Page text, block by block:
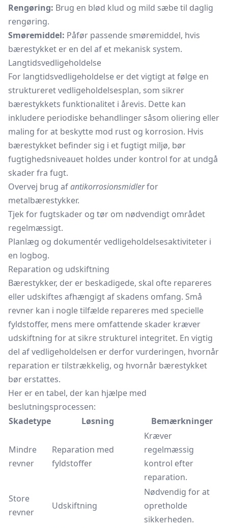
Rengøring: Brug en blød klud og mild sæbe til daglig
rengøring.
Smøremiddel: Påfør passende smøremiddel, hvis
bærestykket er en del af et mekanisk system.
Langtidsvedligeholdelse
For langtidsvedligeholdelse er det vigtigt at følge en
struktureret vedligeholdelsesplan, som sikrer
bærestykkets funktionalitet i årevis. Dette kan
inkludere periodiske behandlinger såsom oliering eller
maling for at beskytte mod rust og korrosion. Hvis
bærestykket befinder sig i et fugtigt miljø, bør
fugtighedsniveauet holdes under kontrol for at undgå
skader fra fugt.
Overvej brug afantikorrosionsmidlerfor
metalbærestykker.
Tjek for fugtskader og tør om nødvendigt området
regelmæssigt.
Planlæg og dokumentér vedligeholdelsesaktiviteter i
en logbog.
Reparation og udskiftning
Bærestykker, der er beskadigede, skal ofte repareres
eller udskiftes afhængigt af skadens omfang. Små
revner kan i nogle tilfælde repareres med specielle
fyldstoffer, mens mere omfattende skader kræver
udskiftning for at sikre strukturel integritet. En vigtig
del af vedligeholdelsen er derfor vurderingen, hvornår
reparation er tilstrækkelig, og hvornår bærestykket
bør erstattes.
Her er en tabel, der kan hjælpe med
beslutningsprocessen:
Skadetype
Løsning Bemærkninger
Mindre
revner
Reparation med
fyldstoffer
Kræver
regelmæssig
kontrol efter
reparation.
Store
revner
Udskiftning
Nødvendig for at
opretholde
sikkerheden.